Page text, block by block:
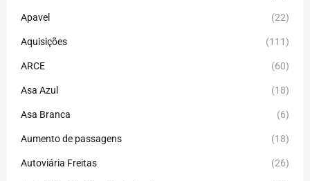
Apavel (22)
Aquisições (111)
ARCE (60)
Asa Azul (18)
Asa Branca (6)
Aumento de passagens (18)
Autoviária Freitas (26)